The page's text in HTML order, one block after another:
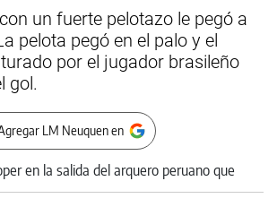
un fuerte pelotazo le pegó a
pelota pegó en el palo y el
por el jugador brasileño
gol.
LM Neuquen en